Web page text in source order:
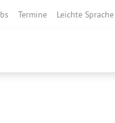
Termine Leichte Sprache